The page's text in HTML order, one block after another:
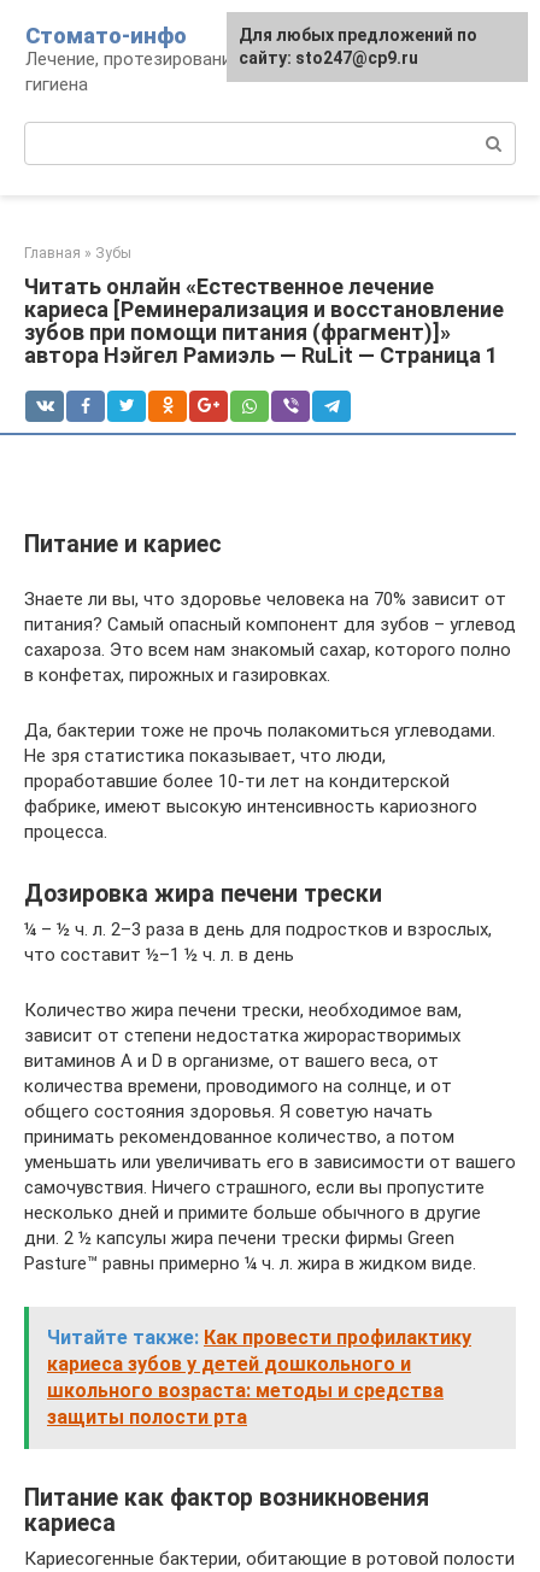
контенту
Стомато-инфо
Лечение, протезирование, ортодонтия,
гигиена
Главная » Зубы
Читать онлайн «Естественное лечение
кариеса [Реминерализация и восстановление
зубов при помощи питания (фрагмент)]»
автора Нэйгел Рамиэль — RuLit — Страница 1
Питание и кариес
Знаете ли вы, что здоровье человека на 70% зависит от
питания? Самый опасный компонент для зубов – углевод
сахароза. Это всем нам знакомый сахар, которого полно
в конфетах, пирожных и газировках.
Да, бактерии тоже не прочь полакомиться углеводами.
Не зря статистика показывает, что люди,
проработавшие более 10-ти лет на кондитерской
фабрике, имеют высокую интенсивность кариозного
процесса.
Дозировка жира печени трески
¼ – ½ ч. л. 2–3 раза в день для подростков и взрослых,
что составит ½–1 ½ ч. л. в день
Количество жира печени трески, необходимое вам,
зависит от степени недостатка жирорастворимых
витаминов А и D в организме, от вашего веса, от
количества времени, проводимого на солнце, и от
общего состояния здоровья. Я советую начать
принимать рекомендованное количество, а потом
уменьшать или увеличивать его в зависимости от вашего
самочувствия. Ничего страшного, если вы пропустите
несколько дней и примите больше обычного в другие
дни. 2 ½ капсулы жира печени трески фирмы Green
Pasture™ равны примерно ¼ ч. л. жира в жидком виде.
Читайте также: Как провести профилактику
кариеса зубов у детей дошкольного и
школьного возраста: методы и средства
защиты полости рта
Питание как фактор возникновения
кариеса
Кариесогенные бактерии, обитающие в ротовой полости
Для любых предложений по
сайту: sto247@cp9.ru